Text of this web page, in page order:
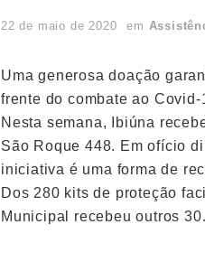
22 de maio de 2020 em
Uma generosa doação
frente do combate ao Covid-
Nesta semana, Ibiúna
São Roque 448. Em ofício
iniciativa é uma forma de
Dos 280 kits de proteção
Municipal recebeu outros 30.